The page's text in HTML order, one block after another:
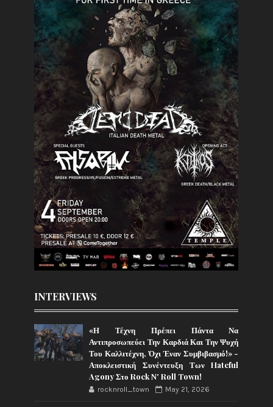
INTERVIEWS
«Η Τέχνη Πρέπει Πάντα Να
Αντιπροσωπεύει Την Καρδιά Και Την Ψυχή
Του Καλλιτέχνη, Όχι Έναν Συμβιβασμό!» -
Αποκλειστική Συνέντευξη Των Hateful
Agony Στο Rock N' Roll Town!
rocknroll_town May 21, 2026